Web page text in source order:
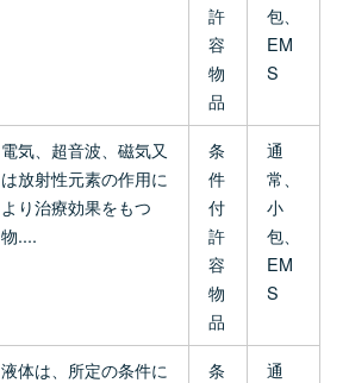
許
容
物
品
包、
EM
S
電気、超音波、磁気又
は放射性元素の作用に
より治療効果をもつ
物....
条
件
付
許
容
物
品
通
常、
小
包、
EM
S
液体は、所定の条件に
条
通